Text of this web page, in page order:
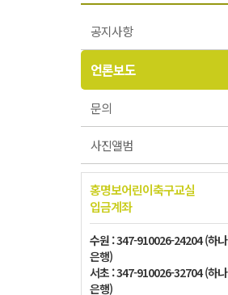
공지사항
언론보도
문의
사진앨범
홍명보어린이축구교실
입금계좌
수원 : 347-910026-24204 (하나
은행)
서초 : 347-910026-32704 (하나
은행)